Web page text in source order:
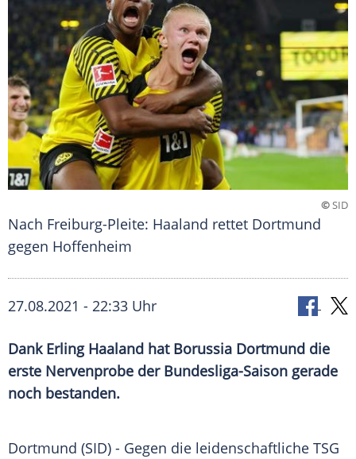
©SID
Nach Freiburg-Pleite: Haaland rettet Dortmund
gegen Hoffenheim
27.08.2021 - 22:33 Uhr
Dank Erling Haaland hat Borussia Dortmund die
erste Nervenprobe der Bundesliga-Saison gerade
noch bestanden.
Dortmund (SID) - Gegen die leidenschaftliche TSG